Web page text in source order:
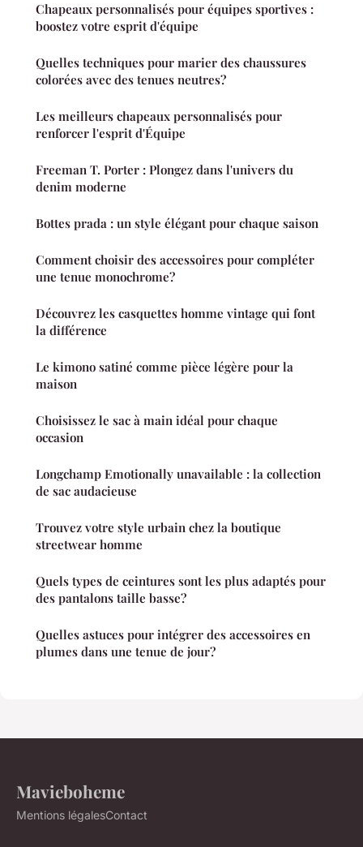
Chapeaux personnalisés pour équipes sportives :
boostez votre esprit d'équipe
Quelles techniques pour marier des chaussures
colorées avec des tenues neutres?
Les meilleurs chapeaux personnalisés pour
renforcer l'esprit d'Équipe
Freeman T. Porter : Plongez dans l'univers du
denim moderne
Bottes prada : un style élégant pour chaque saison
Comment choisir des accessoires pour compléter
une tenue monochrome?
Découvrez les casquettes homme vintage qui font
la différence
Le kimono satiné comme pièce légère pour la
maison
Choisissez le sac à main idéal pour chaque
occasion
Longchamp Emotionally unavailable : la collection
de sac audacieuse
Trouvez votre style urbain chez la boutique
streetwear homme
Quels types de ceintures sont les plus adaptés pour
des pantalons taille basse?
Quelles astuces pour intégrer des accessoires en
plumes dans une tenue de jour?
Mavieboheme
Mentions légalesContact